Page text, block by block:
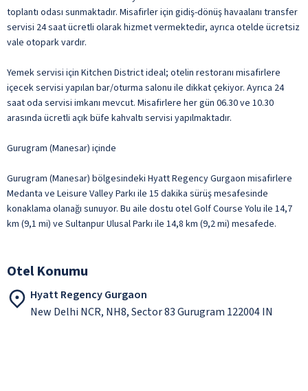
toplantı odası sunmaktadır. Misafirler için gidiş-dönüş havaalanı transfer
servisi 24 saat ücretli olarak hizmet vermektedir, ayrıca otelde ücretsiz
vale otopark vardır.
Yemek servisi için Kitchen District ideal; otelin restoranı misafirlere
içecek servisi yapılan bar/oturma salonu ile dikkat çekiyor. Ayrıca 24
saat oda servisi imkanı mevcut. Misafirlere her gün 06.30 ve 10.30
arasında ücretli açık büfe kahvaltı servisi yapılmaktadır.
Gurugram (Manesar) içinde
Gurugram (Manesar) bölgesindeki Hyatt Regency Gurgaon misafirlere
Medanta ve Leisure Valley Parkı ile 15 dakika sürüş mesafesinde
konaklama olanağı sunuyor. Bu aile dostu otel Golf Course Yolu ile 14,7
km (9,1 mi) ve Sultanpur Ulusal Parkı ile 14,8 km (9,2 mi) mesafede.
Otel Konumu
Hyatt Regency Gurgaon
New Delhi NCR, NH8, Sector 83 Gurugram 122004 IN